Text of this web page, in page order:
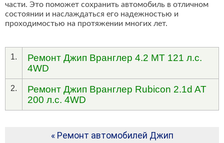
части. Это поможет сохранить автомобиль в отличном
состоянии и наслаждаться его надежностью и
проходимостью на протяжении многих лет.
1.
Ремонт Джип Вранглер 4.2 MT 121 л.с.
4WD
2.
Ремонт Джип Вранглер Rubicon 2.1d AT
200 л.с. 4WD
« Ремонт автомобилей Джип